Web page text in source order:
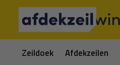
Zeildoek Afdekzeilen